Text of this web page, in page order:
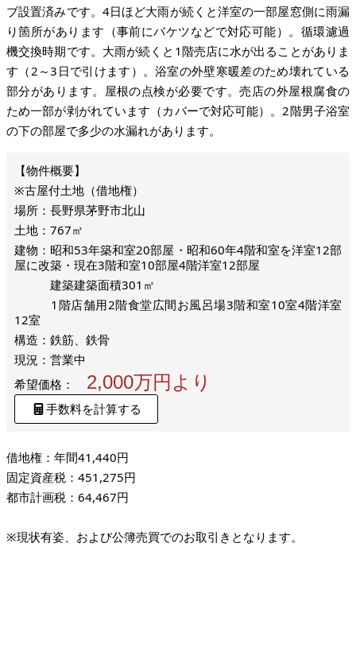
ブ設置済みです。4日ほど大雨が続くと洋室の一部屋窓側に雨漏
り箇所があります（事前にバケツなどで対応可能）。循環濾過
機交換時期です。大雨が続くと1階売店に水が出ることがありま
す（2～3日で引けます）。浴室の外壁寒暖差のため壊れている
部分があります。屋根の点検が必要です。売店の外屋根腐食の
ため一部が剥がれています（カバーで対応可能）。2階男子浴室
の下の部屋で多少の水漏れがあります。
※古屋付土地（借地権）
場所：長野県茅野市北山
土地：767㎡
建物：昭和53年築和室20部屋・昭和60年4階和室を洋室12部
屋に改築・現在3階和室10部屋4階洋室12部屋
建築建築面積301㎡
1階店舗用2階食堂広間お風呂場3階和室10室4階洋室
12室
構造：鉄筋、鉄骨
現況：営業中
希望価格：
2,000万円より
手数料を計算する
借地権：年間41,440円
固定資産税：451,275円
都市計画税：64,467円
※現状有姿、および公簿売買でのお取引きとなります。